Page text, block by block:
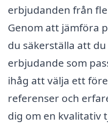
erbjudanden från
Genom att jämföra
du säkerställa att
erbjudande som
ihåg att välja ett
referenser och
dig om en kvalitativ